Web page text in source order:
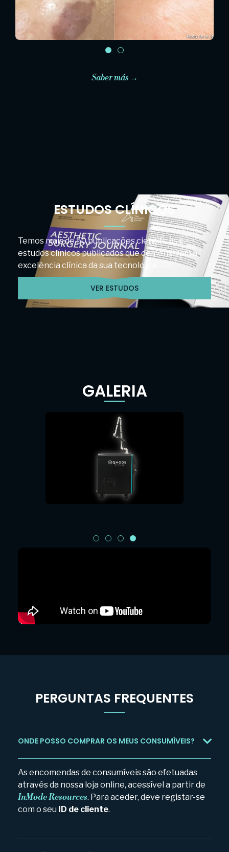
Saber más →
ESTUDOS CLÍNICOS
Temos mais de 50 publicações científicas e
estudos clínicos publicados que demonstram a
excelência clínica da sua tecnologia.
VER ESTUDOS
GALERIA
PERGUNTAS FREQUENTES
ONDE POSSO COMPRAR OS MEUS CONSUMÍVEIS?
As encomendas de consumíveis são efetuadas
através da nossa loja online, acessível a partir de
InMode Resources. Para aceder, deve registar-se
com o seu
ID de cliente.